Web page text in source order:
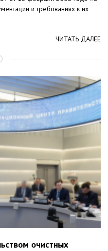
и требованиях к их
ЧИТАТЬ ДАЛЕЕ
очистных